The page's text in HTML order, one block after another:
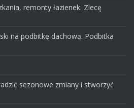
remonty łazienek. Zlecę
na podbitkę dachową. Podbitka
sezonowe zmiany i stworzyć